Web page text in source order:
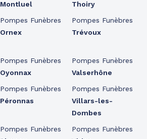
Montluel
Pompes Funèbres
Ornex
Pompes Funèbres
Oyonnax
Pompes Funèbres
Péronnas
Pompes Funèbres
Thoiry
Pompes Funèbres
Trévoux
Pompes Funèbres
Valserhône
Pompes Funèbres
Villars-les-
Dombes
Pompes Funèbres